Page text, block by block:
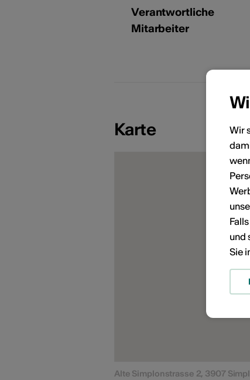
Verantwortliche
Mitarbeiter
Karte
Alte Simplonstrasse 2, 3907
Wir
und
Sie